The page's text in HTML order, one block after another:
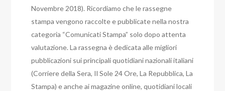
Novembre 2018). Ricordiamo che le rassegne
stampa vengono raccolte e pubblicate nella nostra
categoria “Comunicati Stampa” solo dopo attenta
valutazione. La rassegna è dedicata alle migliori
pubblicazioni sui principali quotidiani nazionali italiani
(Corriere della Sera, Il Sole 24 Ore, La Repubblica, La
Stampa) e anche ai magazine online, quotidiani locali